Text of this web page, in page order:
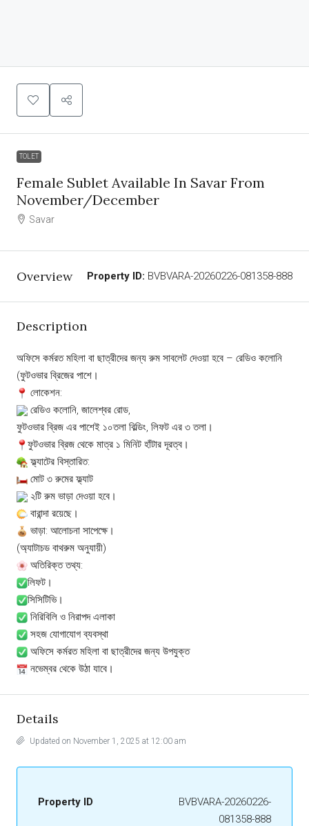
TOLET
Female Sublet Available In Savar From
November/December
Savar
Overview Property ID: BVBVARA-20260226-081358-888
Description
অফিসে কর্মরত মহিলা বা ছাত্রীদের জন্য রুম সাবলেট দেওয়া হবে – রেডিও কলোনি
(ফুটওভার ব্রিজের পাশে।
লোকেশন:
রেডিও কলোনি, জালেশ্বর রোড,
ফুটওভার ব্রিজ এর পাশেই ১০তলা বিল্ডিং, লিফট এর ৩ তলা।
ফুটওভার ব্রিজ থেকে মাত্র ১ মিনিট হাঁটার দূরত্ব।
ফ্ল্যাটের বিস্তারিত:
মোট ৩ রুমের ফ্ল্যাট
২টি রুম ভাড়া দেওয়া হবে।
বারান্দা রয়েছে।
ভাড়া: আলোচনা সাপেক্ষে।
(অ্যাটাচড বাথরুম অনুযায়ী)
অতিরিক্ত তথ্য:
লিফট।
সিসিটিভি।
নিরিবিলি ও নিরাপদ এলাকা
সহজ যোগাযোগ ব্যবস্থা
অফিসে কর্মরত মহিলা বা ছাত্রীদের জন্য উপযুক্ত
নভেম্বর থেকে উঠা যাবে।
Details
Updated on November 1, 2025 at 12:00 am
Property ID
BVBVARA-20260226-
081358-888